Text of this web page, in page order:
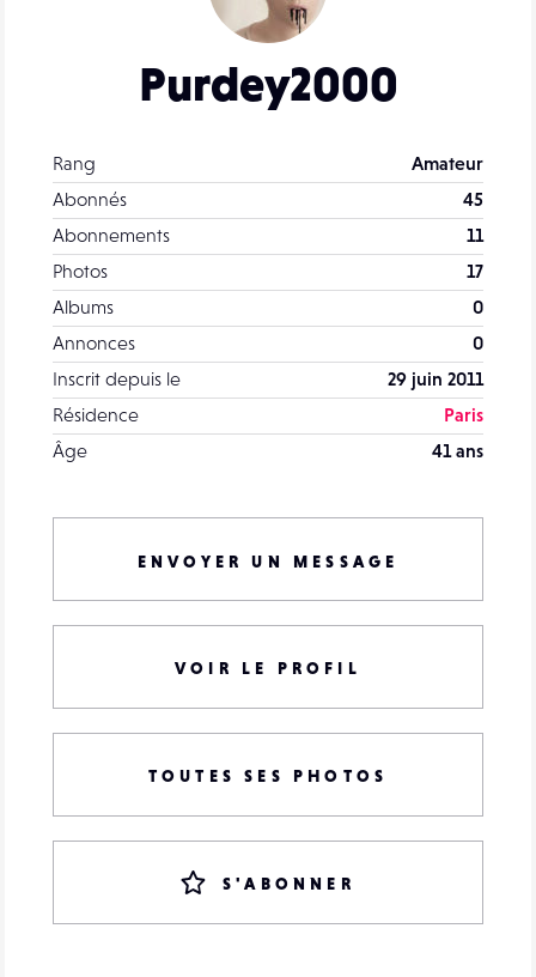
Purdey2000
Rang
Amateur
Abonnés
45
Abonnements
11
Photos
17
Albums
0
Annonces
0
Inscrit depuis le
29 juin 2011
Résidence
Paris
Âge
41 ans
ENVOYER UN MESSAGE
VOIR LE PROFIL
TOUTES SES PHOTOS
S'ABONNER